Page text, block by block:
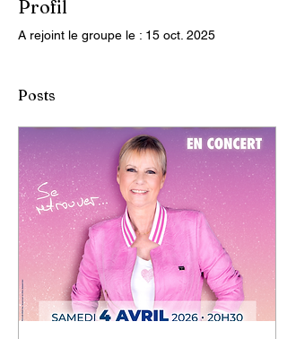
Profil
A rejoint le groupe le : 15 oct. 2025
Posts